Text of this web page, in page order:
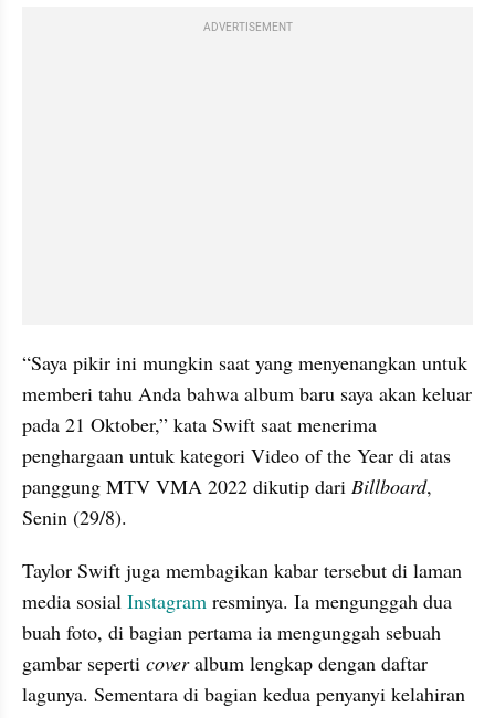
ADVERTISEMENT
“Saya pikir ini mungkin saat yang menyenangkan untuk
memberi tahu Anda bahwa album baru saya akan keluar
pada 21 Oktober,” kata Swift saat menerima
penghargaan untuk kategori Video of the Year di atas
panggung MTV VMA 2022 dikutip dari Billboard,
Senin (29/8).
Taylor Swift juga membagikan kabar tersebut di laman
media sosial Instagram resminya. Ia mengunggah dua
buah foto, di bagian pertama ia mengunggah sebuah
gambar seperti cover album lengkap dengan daftar
lagunya. Sementara di bagian kedua penyanyi kelahiran